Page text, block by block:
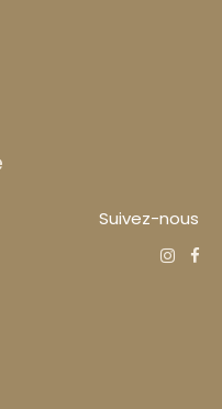
Suivez-nous